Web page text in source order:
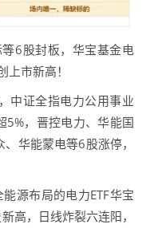
6股封板，华宝基金电
市新高！
证全指电力公用事业
5%，晋控电力、华能国
华能蒙电等6股涨停，
源布局的电力ETF华宝
高，日线炸裂六连阳，